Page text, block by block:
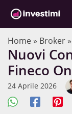
contenuto
Home » Broker »
Nuovi
Fineco
24 Aprile 2026